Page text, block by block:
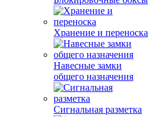
Хранение и переноска
Навесные замки
общего назначения
Сигнальная разметка